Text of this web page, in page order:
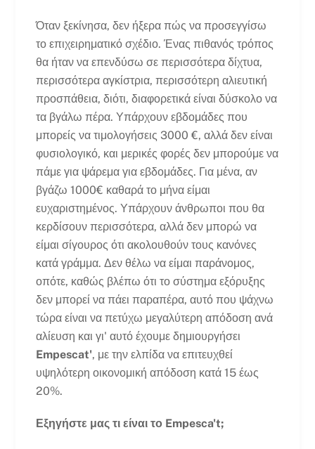
Όταν ξεκίνησα, δεν ήξερα πώς να προσεγγίσω
το επιχειρηματικό σχέδιο. Ένας πιθανός τρόπος
θα ήταν να επενδύσω σε περισσότερα δίχτυα,
περισσότερα αγκίστρια, περισσότερη αλιευτική
προσπάθεια, διότι, διαφορετικά είναι δύσκολο να
τα βγάλω πέρα. Υπάρχουν εβδομάδες που
μπορείς να τιμολογήσεις 3000 €, αλλά δεν είναι
φυσιολογικό, και μερικές φορές δεν μπορούμε να
πάμε για ψάρεμα για εβδομάδες. Για μένα, αν
βγάζω 1000€ καθαρά το μήνα είμαι
ευχαριστημένος. Υπάρχουν άνθρωποι που θα
κερδίσουν περισσότερα, αλλά δεν μπορώ να
είμαι σίγουρος ότι ακολουθούν τους κανόνες
κατά γράμμα. Δεν θέλω να είμαι παράνομος,
οπότε, καθώς βλέπω ότι το σύστημα εξόρυξης
δεν μπορεί να πάει παραπέρα, αυτό που ψάχνω
τώρα είναι να πετύχω μεγαλύτερη απόδοση ανά
αλίευση και γι' αυτό έχουμε δημιουργήσει
Empescat', με την ελπίδα να επιτευχθεί
υψηλότερη οικονομική απόδοση κατά 15 έως
20%.
Εξηγήστε μας τι είναι το Empesca't;